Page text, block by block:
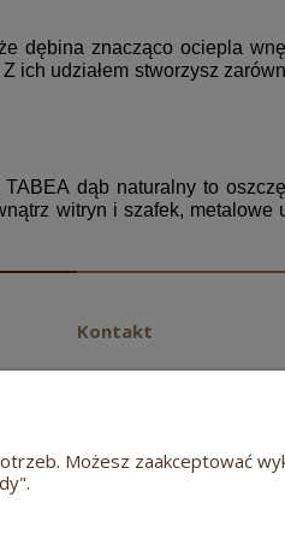
dębina znacząco ociepla
ich udziałem stworzysz
dąb naturalny to
witryn i szafek, metalowe
Kontakt
Przemysłowa 42
biuro@meblehugon.pl
Możesz zaakceptować